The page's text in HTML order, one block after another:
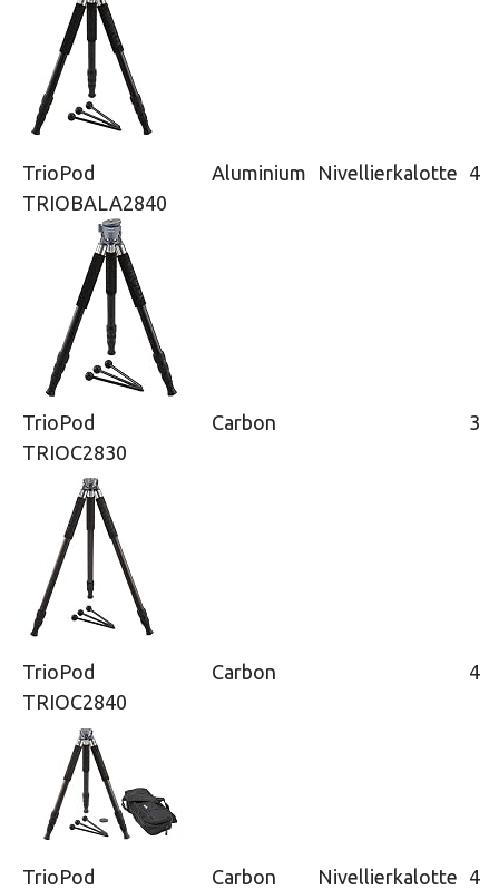
TrioPod
TRIOBALA2840
Aluminium Nivellierkalotte 4
TrioPod
TRIOC2830
Carbon 3
TrioPod
TRIOC2840
Carbon 4
TrioPod Carbon Nivellierkalotte 4